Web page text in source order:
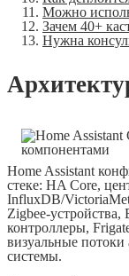
Можно
Зачем 40+
Нужна
Home Assistant
стеке: HA Core,
InfluxDB/
Zigbee-устройства,
контроллеры,
визуальные
системы.